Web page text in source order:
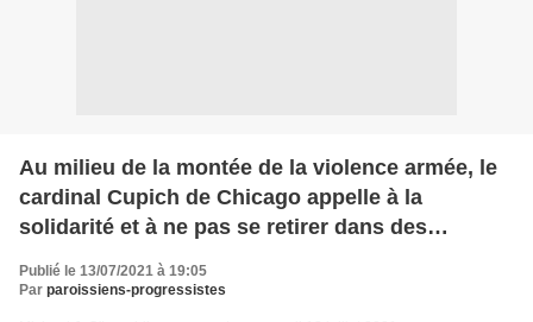
Au milieu de la montée de la violence armée, le
cardinal Cupich de Chicago appelle à la
solidarité et à ne pas se retirer dans des
espaces sûrs
Publié le 13/07/2021 à 19:05
Par paroissiens-progressistes